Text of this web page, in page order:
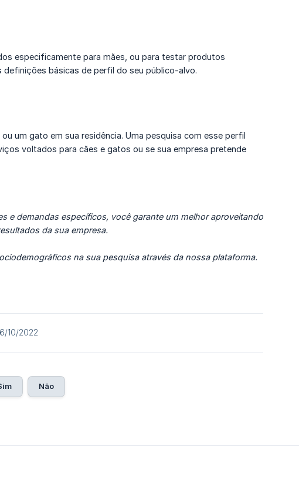
especificamente para mães, ou para testar produtos
básicas de perfil do seu público-alvo.
um gato em sua residência. Uma pesquisa com esse perfil
voltados para cães e gatos ou se sua empresa pretende
e demandas específicos, você garante um melhor aproveitando
da sua empresa.
na sua pesquisa através da nossa plataforma.
10/2022
Não